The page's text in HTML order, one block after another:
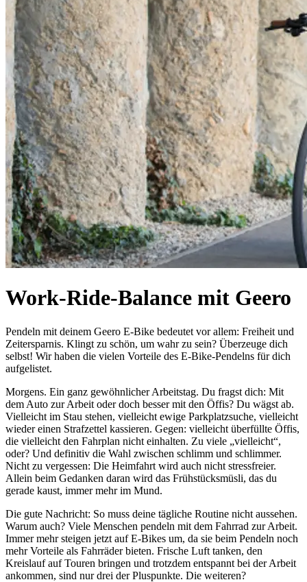
Work-Ride-Balance mit Geero
Pendeln mit deinem Geero E-Bike bedeutet vor allem: Freiheit und
Zeitersparnis. Klingt zu schön, um wahr zu sein? Überzeuge dich
selbst! Wir haben die vielen Vorteile des E-Bike-Pendelns für dich
aufgelistet.
Morgens. Ein ganz gewöhnlicher Arbeitstag. Du fragst dich: Mit
dem Auto zur Arbeit oder doch besser mit den Öffis? Du wägst ab.
Vielleicht im Stau stehen, vielleicht ewige Parkplatzsuche, vielleicht
wieder einen Strafzettel kassieren. Gegen: vielleicht überfüllte Öffis,
die vielleicht den Fahrplan nicht einhalten. Zu viele „vielleicht“,
oder? Und definitiv die Wahl zwischen schlimm und schlimmer.
Nicht zu vergessen: Die Heimfahrt wird auch nicht stressfreier.
Allein beim Gedanken daran wird das Frühstücksmüsli, das du
gerade kaust, immer mehr im Mund.
Die gute Nachricht: So muss deine tägliche Routine nicht aussehen.
Warum auch? Viele Menschen pendeln mit dem Fahrrad zur Arbeit.
Immer mehr steigen jetzt auf E-Bikes um, da sie beim Pendeln noch
mehr Vorteile als Fahrräder bieten. Frische Luft tanken, den
Kreislauf auf Touren bringen und trotzdem entspannt bei der Arbeit
ankommen, sind nur drei der Pluspunkte. Die weiteren?